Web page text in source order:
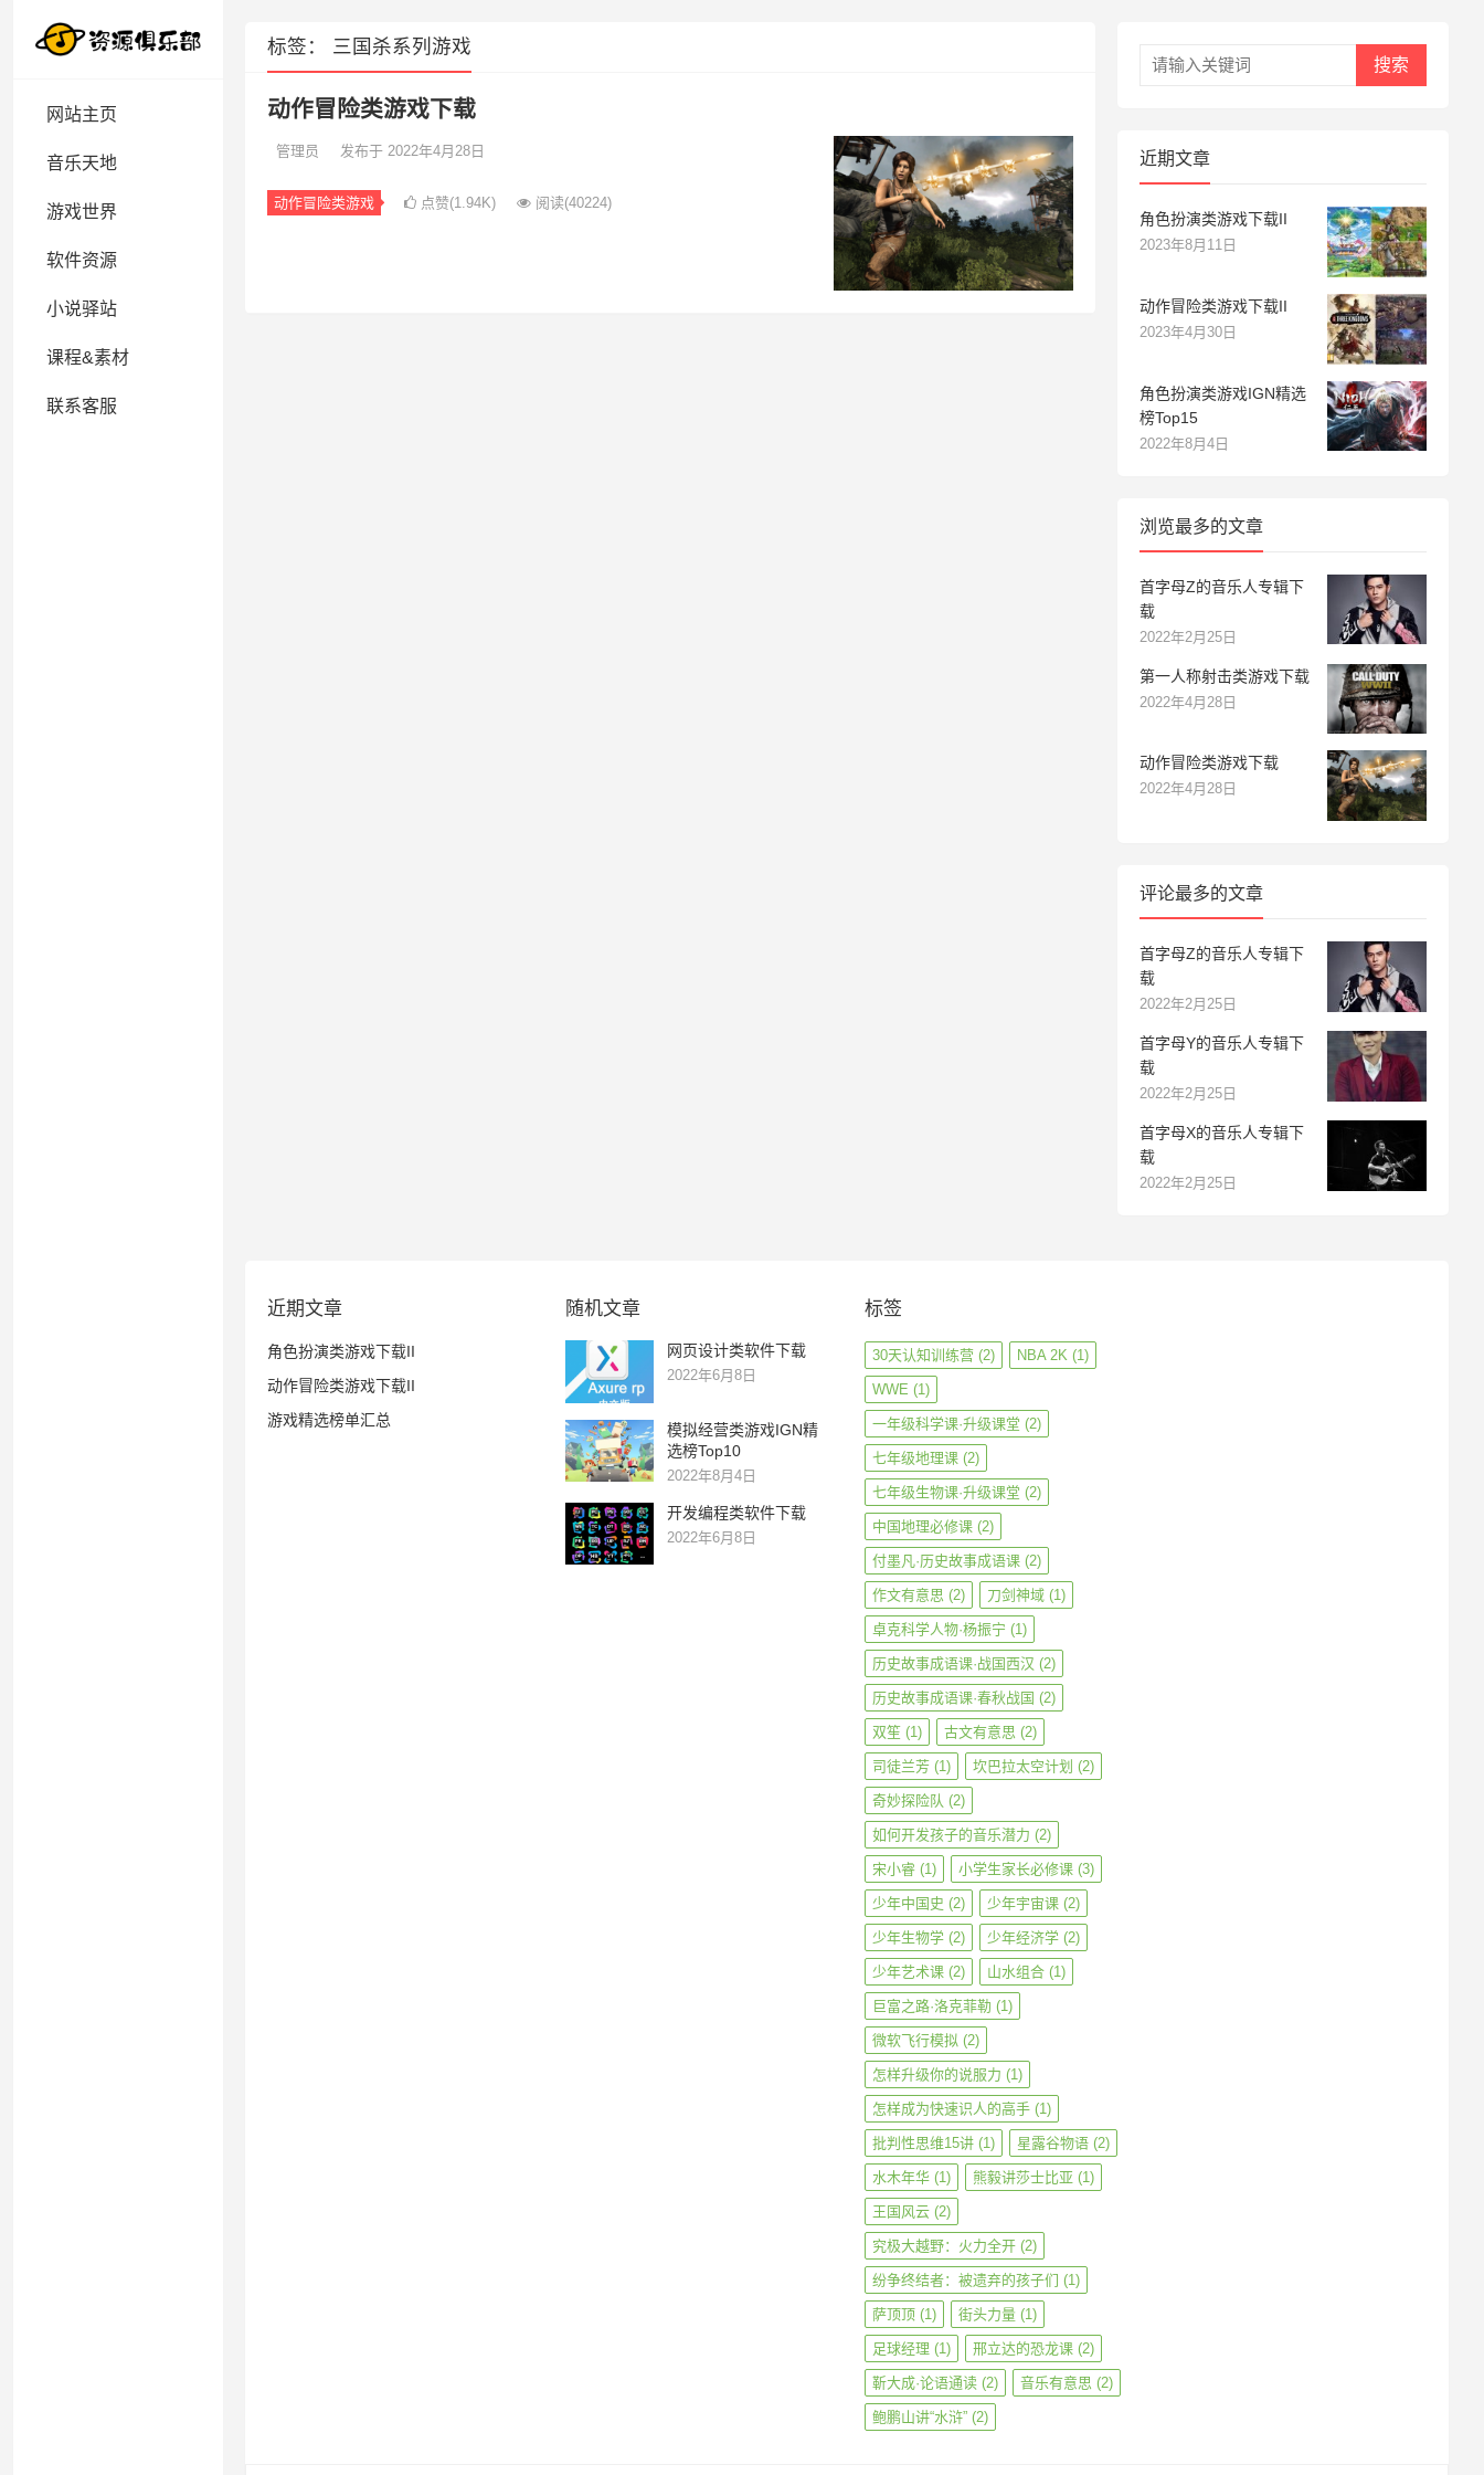
网站主页
音乐天地
游戏世界
软件资源
小说驿站
课程&素材
联系客服
标签： 三国杀系列游戏
动作冒险类游戏下载
管理员 发布于 2022年4月28日
动作冒险类游戏 点赞(1.94K) 阅读(40224)
搜索
近期文章
角色扮演类游戏下载II
2023年8月11日
动作冒险类游戏下载II
2023年4月30日
角色扮演类游戏IGN精选
榜Top15
2022年8月4日
浏览最多的文章
首字母Z的音乐人专辑下
载
2022年2月25日
第一人称射击类游戏下载
2022年4月28日
动作冒险类游戏下载
2022年4月28日
评论最多的文章
首字母Z的音乐人专辑下
载
2022年2月25日
首字母Y的音乐人专辑下
载
2022年2月25日
首字母X的音乐人专辑下
载
2022年2月25日
近期文章
角色扮演类游戏下载II
动作冒险类游戏下载II
游戏精选榜单汇总
随机文章
网页设计类软件下载
2022年6月8日
模拟经营类游戏IGN精
选榜Top10
2022年8月4日
开发编程类软件下载
2022年6月8日
标签
30天认知训练营(2) NBA 2K(1)
WWE (1)
一年级科学课·升级课堂 (2)
七年级地理课(2)
七年级生物课·升级课堂 (2)
中国地理必修课(2)
付墨凡·历史故事成语课(2)
作文有意思 (2) 刀剑神域(1)
卓克科学人物·杨振宁 (1)
历史故事成语课·战国西汉 (2)
历史故事成语课·春秋战国 (2)
双笙(1) 古文有意思 (2)
司徒兰芳(1) 坎巴拉太空计划 (2)
奇妙探险队 (2)
如何开发孩子的音乐潜力 (2)
宋小睿(1) 小学生家长必修课(3)
少年中国史 (2) 少年宇宙课(2)
少年生物学(2) 少年经济学(2)
少年艺术课(2) 山水组合(1)
巨富之路·洛克菲勒 (1)
微软飞行模拟 (2)
怎样升级你的说服力 (1)
怎样成为快速识人的高手(1)
批判性思维15讲(1) 星露谷物语(2)
水木年华(1) 熊毅讲莎士比亚 (1)
王国风云(2)
究极大越野：火力全开(2)
纷争终结者：被遗弃的孩子们 (1)
萨顶顶(1) 街头力量(1)
足球经理 (1) 邢立达的恐龙课(2)
靳大成·论语通读(2) 音乐有意思 (2)
鲍鹏山讲“水浒”(2)